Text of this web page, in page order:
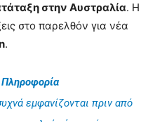
στην Αυστραλία. Η
στο παρελθόν για νέα
.
εμφανίζονται πριν από